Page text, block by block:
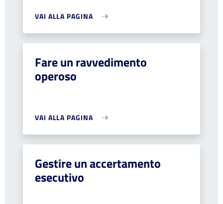
VAI ALLA PAGINA
Fare un ravvedimento
operoso
VAI ALLA PAGINA
Gestire un accertamento
esecutivo